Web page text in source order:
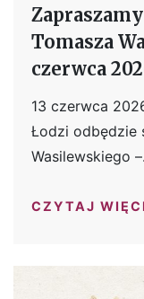
Tomasza
czerwca
13 czerwca
Łodzi odbędzie
Wasilewskiego
CZYTAJ